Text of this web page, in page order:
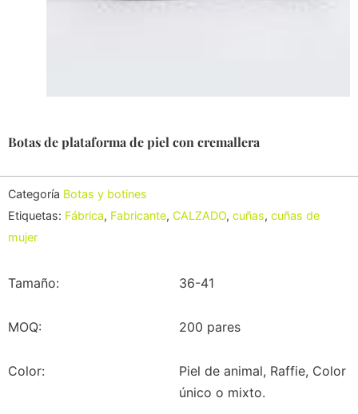
Botas de plataforma de piel con cremallera
Categoría Botas y botines
Etiquetas: Fábrica, Fabricante, CALZADO, cuñas, cuñas de
mujer
Tamaño: 36-41
MOQ: 200 pares
Color:
Piel de animal, Raffie, Color
único o mixto.